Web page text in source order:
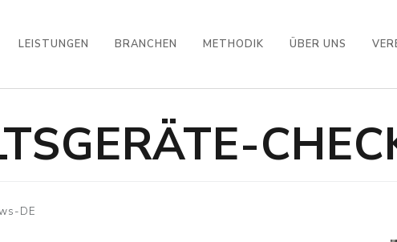
LEISTUNGEN BRANCHEN METHODIK ÜBER UNS
DE